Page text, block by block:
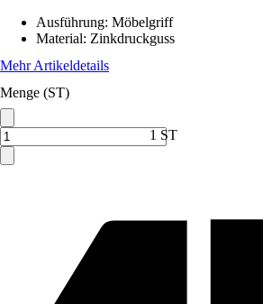
Ausführung: Möbelgriff
Material: Zinkdruckguss
Mehr Artikeldetails
Menge (ST)
1 ST